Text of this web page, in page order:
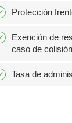
Protección
Exención de
caso de colisión
Tasa de